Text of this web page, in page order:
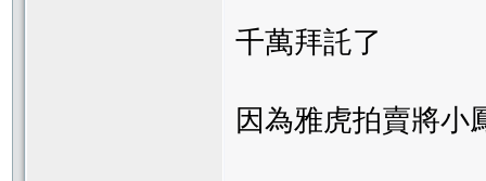
千萬拜託了
因為雅虎拍賣將小